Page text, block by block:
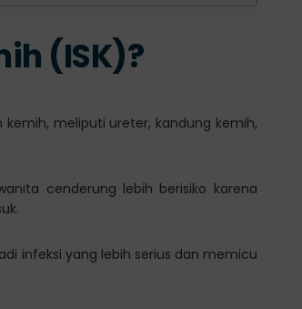
(ISK)?
meliputi ureter, kandung kemih,
cenderung lebih berisiko karena
infeksi yang lebih serius dan memicu